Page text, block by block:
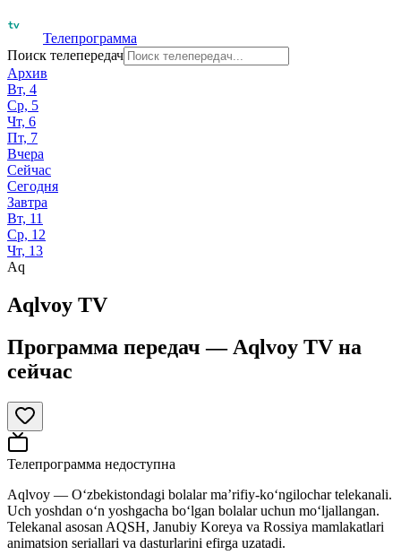
Телепрограмма
Поиск телепередач
Архив
Вт, 4
Ср, 5
Чт, 6
Пт, 7
Вчера
Сейчас
Сегодня
Завтра
Вт, 11
Ср, 12
Чт, 13
Aq
Aqlvoy TV
Программа передач — Aqlvoy TV на
сейчас
Телепрограмма недоступна
Aqlvoy — O‘zbekistondagi bolalar ma’rifiy-ko‘ngilochar telekanali.
Uch yoshdan o‘n yoshgacha bo‘lgan bolalar uchun mo‘ljallangan.
Telekanal asosan AQSH, Janubiy Koreya va Rossiya mamlakatlari
animatsion seriallari va dasturlarini efirga uzatadi.